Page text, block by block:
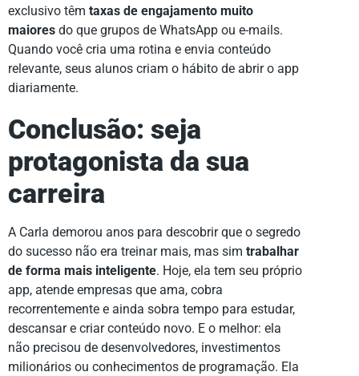
exclusivo têm taxas de engajamento muito
maiores do que grupos de WhatsApp ou e-mails.
Quando você cria uma rotina e envia conteúdo
relevante, seus alunos criam o hábito de abrir o app
diariamente.
Conclusão: seja
protagonista da sua
carreira
A Carla demorou anos para descobrir que o segredo
do sucesso não era treinar mais, mas sim trabalhar
de forma mais inteligente. Hoje, ela tem seu próprio
app, atende empresas que ama, cobra
recorrentemente e ainda sobra tempo para estudar,
descansar e criar conteúdo novo. E o melhor: ela
não precisou de desenvolvedores, investimentos
milionários ou conhecimentos de programação. Ela